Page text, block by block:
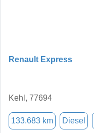
Renault Express
Kehl, 77694
133.683 km Diesel